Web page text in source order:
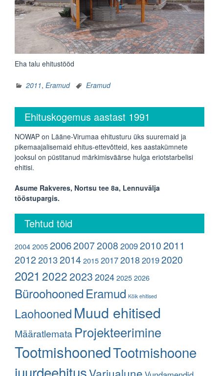
Eha talu ehitustööd
2011, Eramud Eramud
Ehituskogemus aastast 1991
NOWAP on Lääne-Virumaa ehitusturu üks suuremaid ja
pikemaajalisemaid ehitus-ettevõtteid, kes aastakümnete
jooksul on püstitanud märkimisväärse hulga eriotstarbelisi
ehitisi.
Asume Rakveres, Nortsu tee 8a, Lennuvälja
tööstupargis.
Tehtud töid
20042005200620072008 200920102011
201220132014 20152017201820192020
2021 20222023202420252026
Büroohooned Eramud Kõik ehitised
Laohooned Muud ehitised
Määratlemata Projekteerimine
TootmishoonedTootmishoone